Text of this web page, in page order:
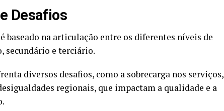
Desafios
baseado na articulação entre os diferentes níveis de
secundário e terciário.
diversos desafios, como a sobrecarga nos serviços,
regionais, que impactam a qualidade e a